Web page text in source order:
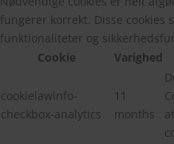
fungerer korrekt. Disse cookies
funktionaliteter og
Cookie
Varighed
cookielawinfo-
checkbox-analytics
11
months